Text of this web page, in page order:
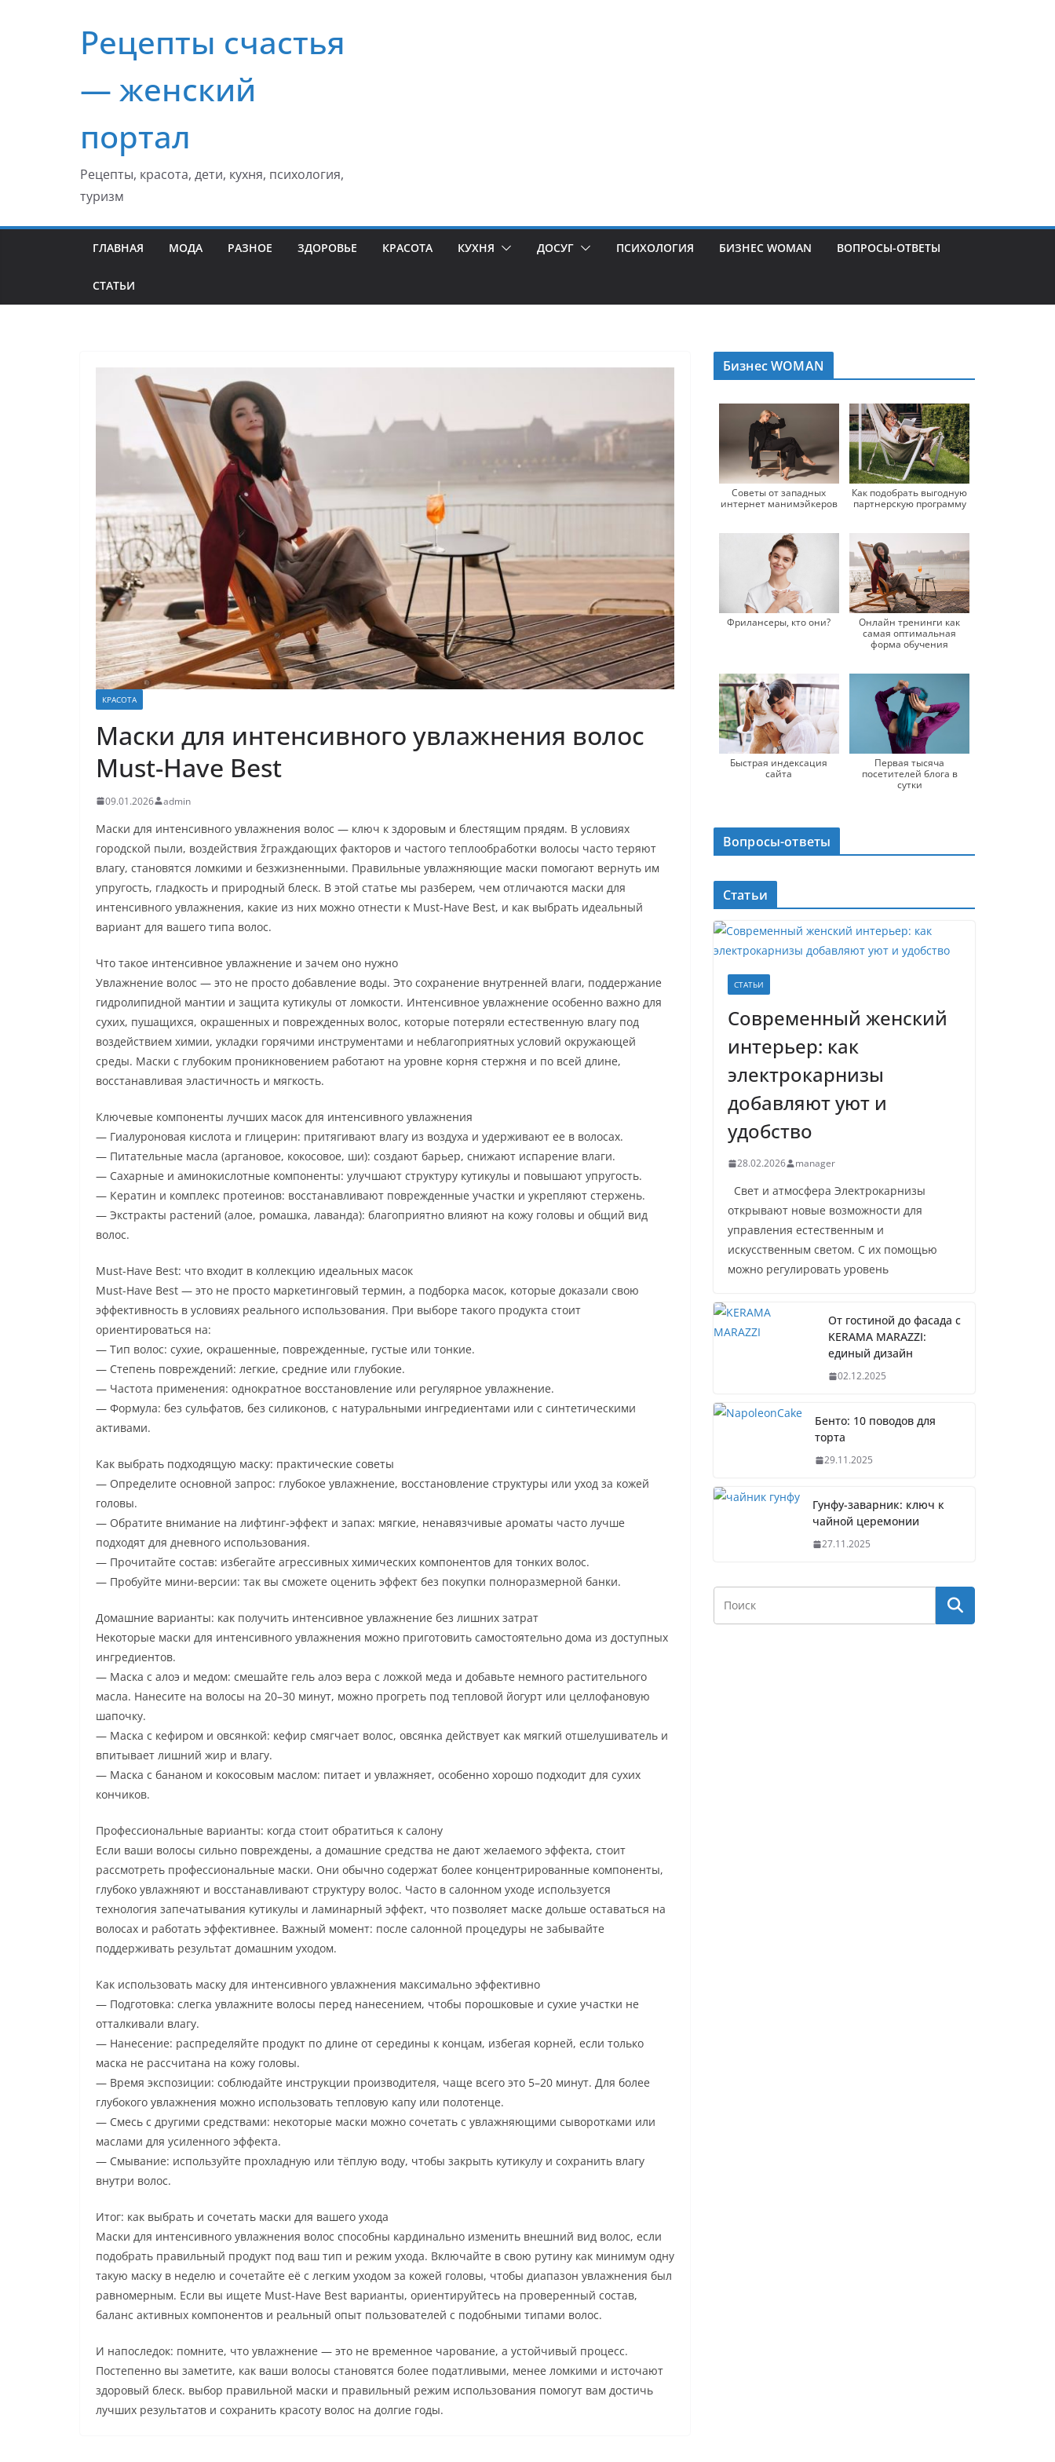
содержимомуРецепты счастья
— женский
портал
Рецепты, красота, дети, кухня, психология,
туризм
ГЛАВНАЯ МОДА РАЗНОЕ ЗДОРОВЬЕ КРАСОТА КУХНЯ ДОСУГ ПСИХОЛОГИЯ БИЗНЕС WOMAN ВОПРОСЫ-ОТВЕТЫ
СТАТЬИ
КРАСОТА
Маски для интенсивного увлажнения волос
Must-Have Best
09.01.2026 admin
Маски для интенсивного увлажнения волос — ключ к здоровым и блестящим прядям. В условиях
городской пыли, воздействия žграждающих факторов и частого теплообработки волосы часто теряют
влагу, становятся ломкими и безжизненными. Правильные увлажняющие маски помогают вернуть им
упругость, гладкость и природный блеск. В этой статье мы разберем, чем отличаются маски для
интенсивного увлажнения, какие из них можно отнести к Must-Have Best, и как выбрать идеальный
вариант для вашего типа волос.
Что такое интенсивное увлажнение и зачем оно нужно
Увлажнение волос — это не просто добавление воды. Это сохранение внутренней влаги, поддержание
гидролипидной мантии и защита кутикулы от ломкости. Интенсивное увлажнение особенно важно для
сухих, пушащихся, окрашенных и поврежденных волос, которые потеряли естественную влагу под
воздействием химии, укладки горячими инструментами и неблагоприятных условий окружающей
среды. Маски с глубоким проникновением работают на уровне корня стержня и по всей длине,
восстанавливая эластичность и мягкость.
Ключевые компоненты лучших масок для интенсивного увлажнения
— Гиалуроновая кислота и глицерин: притягивают влагу из воздуха и удерживают ее в волосах.
— Питательные масла (аргановое, кокосовое, ши): создают барьер, снижают испарение влаги.
— Сахарные и аминокислотные компоненты: улучшают структуру кутикулы и повышают упругость.
— Кератин и комплекс протеинов: восстанавливают поврежденные участки и укрепляют стержень.
— Экстракты растений (алое, ромашка, лаванда): благоприятно влияют на кожу головы и общий вид
волос.
Must-Have Best: что входит в коллекцию идеальных масок
Must-Have Best — это не просто маркетинговый термин, а подборка масок, которые доказали свою
эффективность в условиях реального использования. При выборе такого продукта стоит
ориентироваться на:
— Тип волос: сухие, окрашенные, поврежденные, густые или тонкие.
— Степень повреждений: легкие, средние или глубокие.
— Частота применения: однократное восстановление или регулярное увлажнение.
— Формула: без сульфатов, без силиконов, с натуральными ингредиентами или с синтетическими
активами.
Как выбрать подходящую маску: практические советы
— Определите основной запрос: глубокое увлажнение, восстановление структуры или уход за кожей
головы.
— Обратите внимание на лифтинг-эффект и запах: мягкие, ненавязчивые ароматы часто лучше
подходят для дневного использования.
— Прочитайте состав: избегайте агрессивных химических компонентов для тонких волос.
— Пробуйте мини-версии: так вы сможете оценить эффект без покупки полноразмерной банки.
Домашние варианты: как получить интенсивное увлажнение без лишних затрат
Некоторые маски для интенсивного увлажнения можно приготовить самостоятельно дома из доступных
ингредиентов.
— Маска с алоэ и медом: смешайте гель алоэ вера с ложкой меда и добавьте немного растительного
масла. Нанесите на волосы на 20–30 минут, можно прогреть под тепловой йогурт или целлофановую
шапочку.
— Маска с кефиром и овсянкой: кефир смягчает волос, овсянка действует как мягкий отшелушиватель и
впитывает лишний жир и влагу.
— Маска с бананом и кокосовым маслом: питает и увлажняет, особенно хорошо подходит для сухих
кончиков.
Профессиональные варианты: когда стоит обратиться к салону
Если ваши волосы сильно повреждены, а домашние средства не дают желаемого эффекта, стоит
рассмотреть профессиональные маски. Они обычно содержат более концентрированные компоненты,
глубоко увлажняют и восстанавливают структуру волос. Часто в салонном уходе используется
технология запечатывания кутикулы и ламинарный эффект, что позволяет маске дольше оставаться на
волосах и работать эффективнее. Важный момент: после салонной процедуры не забывайте
поддерживать результат домашним уходом.
Как использовать маску для интенсивного увлажнения максимально эффективно
— Подготовка: слегка увлажните волосы перед нанесением, чтобы порошковые и сухие участки не
отталкивали влагу.
— Нанесение: распределяйте продукт по длине от середины к концам, избегая корней, если только
маска не рассчитана на кожу головы.
— Время экспозиции: соблюдайте инструкции производителя, чаще всего это 5–20 минут. Для более
глубокого увлажнения можно использовать тепловую капу или полотенце.
— Смесь с другими средствами: некоторые маски можно сочетать с увлажняющими сыворотками или
маслами для усиленного эффекта.
— Смывание: используйте прохладную или тёплую воду, чтобы закрыть кутикулу и сохранить влагу
внутри волос.
Итог: как выбрать и сочетать маски для вашего ухода
Маски для интенсивного увлажнения волос способны кардинально изменить внешний вид волос, если
подобрать правильный продукт под ваш тип и режим ухода. Включайте в свою рутину как минимум одну
такую маску в неделю и сочетайте её с легким уходом за кожей головы, чтобы диапазон увлажнения был
равномерным. Если вы ищете Must-Have Best варианты, ориентируйтесь на проверенный состав,
баланс активных компонентов и реальный опыт пользователей с подобными типами волос.
И напоследок: помните, что увлажнение — это не временное чарование, а устойчивый процесс.
Постепенно вы заметите, как ваши волосы становятся более податливыми, менее ломкими и источают
здоровый блеск. выбор правильной маски и правильный режим использования помогут вам достичь
лучших результатов и сохранить красоту волос на долгие годы.
Бизнес WOMAN
Советы от западных
интернет манимэйкеров
Как подобрать выгодную
партнерскую программу
Фрилансеры, кто они?
Онлайн тренинги как
самая оптимальная
форма обучения
Быстрая индексация
сайта
Первая тысяча
посетителей блога в
сутки
Вопросы-ответы
Статьи
СТАТЬИ
Современный женский
интерьер: как
электрокарнизы
добавляют уют и
удобство
28.02.2026 manager
Свет и атмосфера Электрокарнизы
открывают новые возможности для
управления естественным и
искусственным светом. С их помощью
можно регулировать уровень
От гостиной до фасада с
KERAMA MARAZZI:
единый дизайн
02.12.2025
Бенто: 10 поводов для
торта
29.11.2025
Гунфу-заварник: ключ к
чайной церемонии
27.11.2025